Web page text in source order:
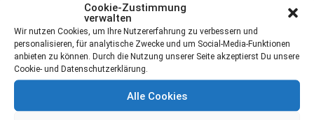
Cookie-Zustimmung
verwalten
Wir nutzen Cookies, um Ihre Nutzererfahrung zu verbessern und
personalisieren, für analytische Zwecke und um Social-Media-Funktionen
anbieten zu können. Durch die Nutzung unserer Seite akzeptierst Du unsere
Cookie- und Datenschutzerklärung.
Alle Cookies
Vorheriger Player Nächster Player